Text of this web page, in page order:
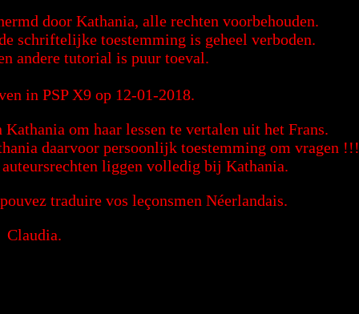
door Kathania, alle rechten voorbehouden.
schriftelijke toestemming is geheel verboden.
andere tutorial is puur toeval.
in PSP X9 op 12-01-2018.
om haar lessen te vertalen uit het Frans.
daarvoor persoonlijk toestemming om vragen !!!
liggen volledig bij Kathania.
traduire vos leçonsmen Néerlandais.
Claudia.